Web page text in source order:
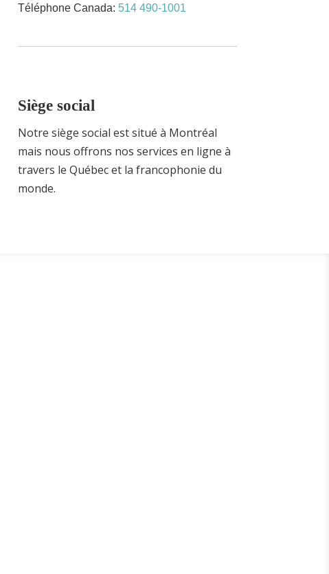
Téléphone Canada: 514 490-1001
Siège social
Notre siège social est situé à Montréal
mais nous offrons nos services en ligne à
travers le Québec et la francophonie du
monde.